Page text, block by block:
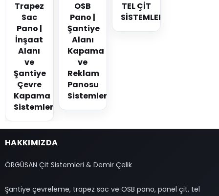
Trapez
Sac
Pano |
İnşaat
Alanı
ve
Şantiye
Çevre
Kapama
Sistemleri
OSB
Pano |
Şantiye
Alanı
Kapama
ve
Reklam
Panosu
Sistemleri
TEL ÇİT
SİSTEMLERİ
HAKKIMIZDA
ÖRGÜSAN Çit Sistemleri & Demir Çelik
Şantiye çevreleme, trapez sac ve OSB pano, panel çit, tel